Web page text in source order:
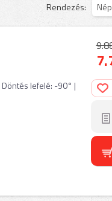
Rendezés:
lefelé: -90° |